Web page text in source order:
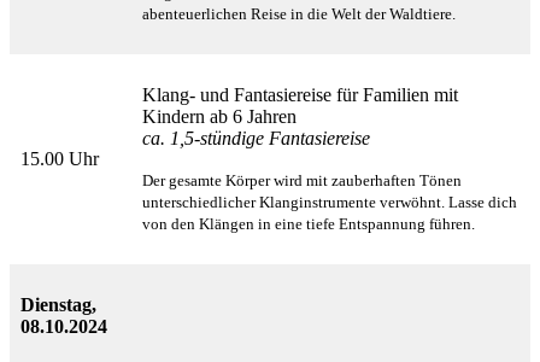
abenteuerlichen Reise in die Welt der Waldtiere.
15.00 Uhr
Klang- und Fantasiereise für Familien mit
Kindern ab 6 Jahren
ca. 1,5-stündige Fantasiereise
Der gesamte Körper wird mit zauberhaften Tönen
unterschiedlicher Klanginstrumente verwöhnt. Lasse dich
von den Klängen in eine tiefe Entspannung führen.
Dienstag,
08.10.2024